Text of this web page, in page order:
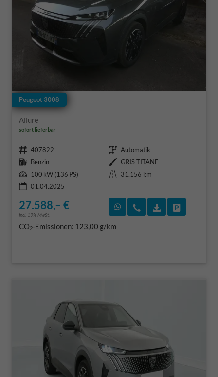
Peugeot 3008
Allure
sofort lieferbar
Fahrzeugnr. 407822 Getriebe Automatik
Kraftstoff Benzin Außenfarbe GRIS TITANE
Leistung 100 kW (136 PS) Kilometerstand
31.156 km
01.04.2025
27.588,– €
incl. 19% MwSt.
Rückruf vereinbaren
Wir rufen Sie an
CO2-Emissionen: 123,00 g/km